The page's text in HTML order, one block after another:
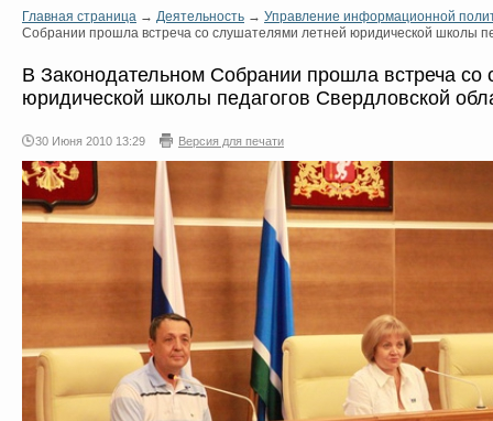
Главная страница → Деятельность → Управление информационной
Собрании прошла встреча со слушателями летней юридической школы
В Законодательном Собрании прошла встреча со
юридической школы педагогов Свердловской
30 Июня 2010 13:29 Версия для печати